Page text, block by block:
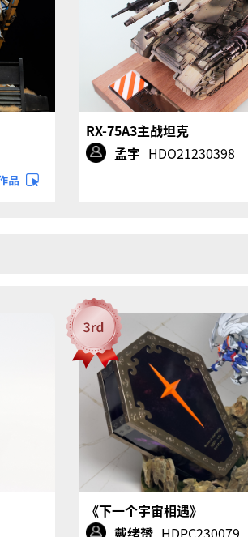
RX-75A3主战坦克
孟宇
HDO21230398
《下一个宇宙相遇》
戴绪赟
HDPC230079